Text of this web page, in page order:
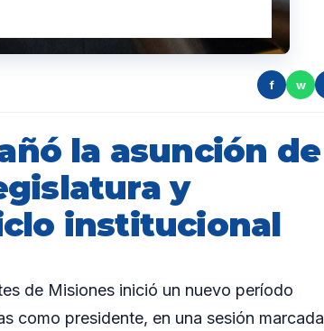
f w
la asunción de
y
institucional
de Misiones inició un nuevo período
como presidente, en una sesión marcada